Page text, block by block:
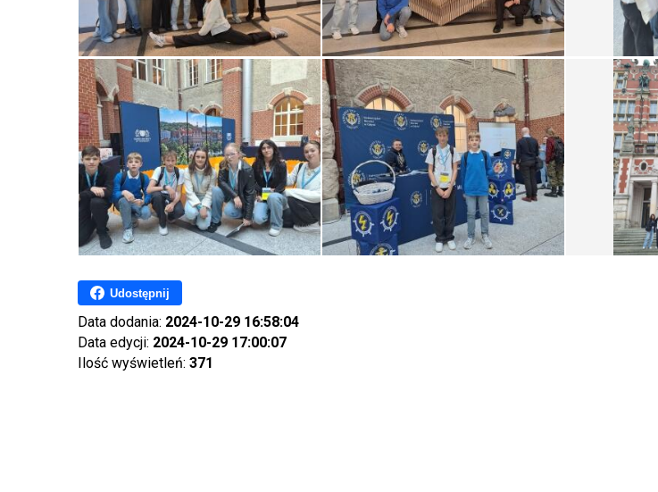
Udostępnij
Data dodania: 2024-10-29 16:58:04
Data edycji: 2024-10-29 17:00:07
Ilość wyświetleń: 371